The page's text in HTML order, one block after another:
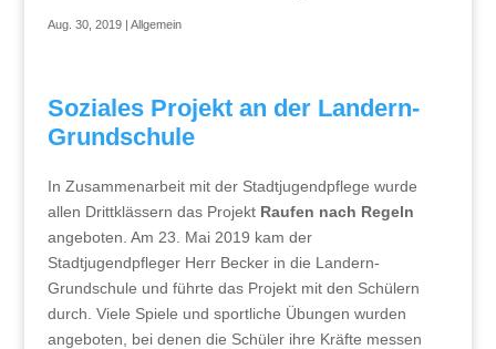
Aug. 30, 2019| Allgemein
Soziales Projekt an der Landern-
Grundschule
In Zusammenarbeit mit der Stadtjugendpflege wurde
allen Drittklässern das Projekt Raufen nach Regeln
angeboten. Am 23. Mai 2019 kam der
Stadtjugendpfleger Herr Becker in die Landern-
Grundschule und führte das Projekt mit den Schülern
durch. Viele Spiele und sportliche Übungen wurden
angeboten, bei denen die Schüler ihre Kräfte messen